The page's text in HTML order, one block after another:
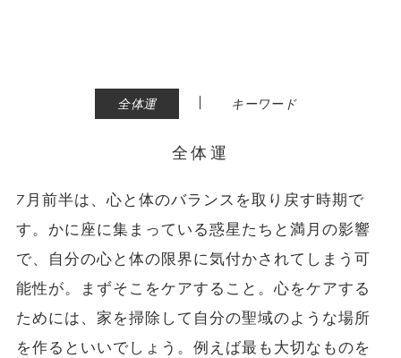
全体運 | キーワード
全体運
7月前半は、心と体のバランスを取り戻す時期で
す。かに座に集まっている惑星たちと満月の影響
で、自分の心と体の限界に気付かされてしまう可
能性が。まずそこをケアすること。心をケアする
ためには、家を掃除して自分の聖域のような場所
を作るといいでしょう。例えば最も大切なものを